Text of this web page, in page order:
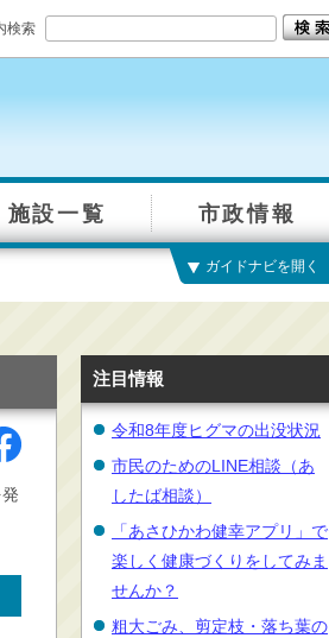
検索
施設一覧 市政情報
ガイドナビを開く
注目情報
令和8年度ヒグマの出没状況
市民のためのLINE相談（あ
したば相談）
「あさひかわ健幸アプリ」で
楽しく健康づくりをしてみま
せんか？
粗大ごみ、剪定枝・落ち葉の